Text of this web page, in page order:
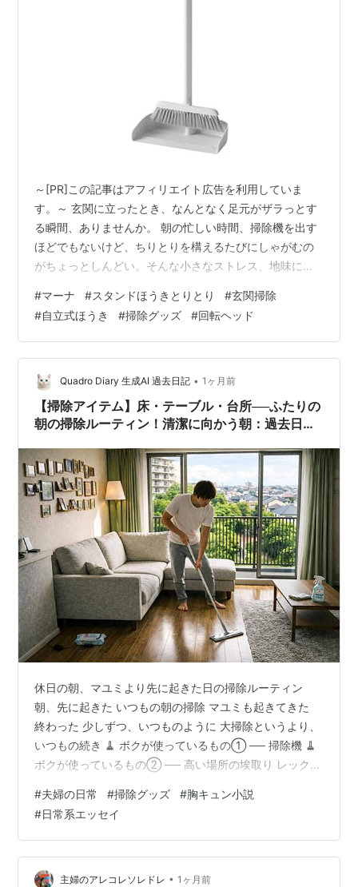
～[PR]この記事はアフィリエイト広告を利用していま
す。～ 玄関に立ったとき、なんとなく足元がザラっとす
る瞬間、ありませんか。 朝の忙しい時間、掃除機を出す
ほどでもないけど、ちりとりを構えるたびにしゃがむの
がちょっとしんどい。そんな小さなストレス、地味に積
た日なんて、玄関はもう砂と落ち葉だらけ。ヨガでせっ
かく整えた体も、玄関でしゃがみ込むたびにリセットさ
れちゃう感覚、わかっていただけますか。 そんなときに
目に留まったのが、マーナの「スタンドほうきちりと
り」(W664W)でした。今回はまだ手元にない状態で、公
式情報をもとに気になったポイントを正…
#マーナ #スタンドほうきとりとり #玄関掃除
#自立式ほうき #掃除グッズ #回転ヘッド
Quadro Diary 生成AI 過去日記 • 1ヶ月前
【掃除アイテム】床・テーブル・台所──ふたりの
朝の掃除ルーティン！清潔に向かう朝：過去日記
休日の朝、マユミより先に起きた日の掃除ルーティン
朝、先に起きた いつもの朝の掃除 マユミも起きてきた
終わった 少しずつ、いつものように 大掃除というより、
いつもの続き 🧹 ボクが使っているもの① ── 掃除機 🧹
ボクが使っているもの② ── 高い場所の埃取り レック
からもリンクへ飛びます） 🧹 ボクが使っているもの②
── 床・テーブル・ドア 🧹 ボクが使っているもの③ ──
床の仕上げ 🧴 マユミが使っているもの ── 台所 休日の
朝、マユミより先に起きた日の掃除ルーティン 朝、先に
起きた その日は、珍しくボクのほうが先に目を覚まし
#夫婦の日常 #掃除グッズ #胸キュン小説
#日常系エッセイ
主婦のアレコレソレドレ • 1ヶ月前